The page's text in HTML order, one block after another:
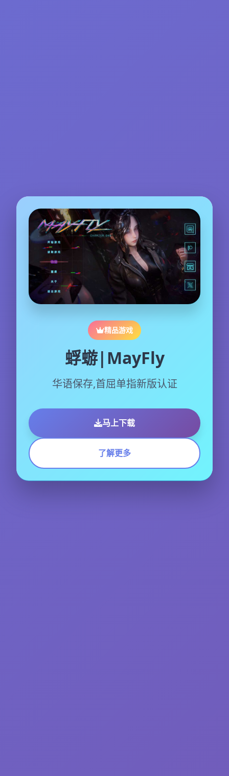
精品游戏
蜉蝣|MayFly
华语保存,首屈单指新版认证
马上下载
了解更多